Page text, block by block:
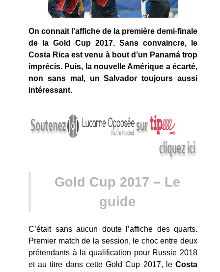
On connait l’affiche de la première demi-finale
de la Gold Cup 2017. Sans convaincre, le
Costa Rica est venu à bout d’un Panamá trop
imprécis. Puis, la nouvelle Amérique a écarté,
non sans mal, un Salvador toujours aussi
intéressant.
Gold Cup 2017 – Le
guide
C’était sans aucun doute l’affiche des quarts.
Premier match de la session, le choc entre deux
prétendants à la qualification pour Russie 2018
et au titre dans cette Gold Cup 2017, le Costa